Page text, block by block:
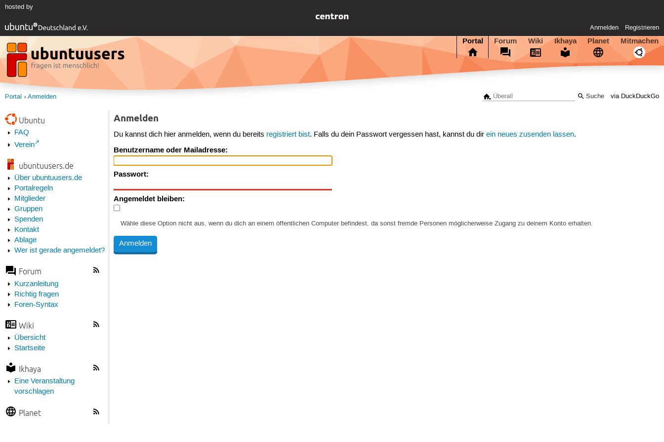
hosted by
Anmelden Registrieren
Portal Forum Wiki Ikhaya Planet Mitmachen
via DuckDuckGo
Portal Anmelden
Ubuntu
FAQ
Verein
ubuntuusers.de
Über ubuntuusers.de
Portalregeln
Mitglieder
Gruppen
Spenden
Kontakt
Ablage
Wer ist gerade angemeldet?
Forum
Kurzanleitung
Richtig fragen
Foren-Syntax
Wiki
Übersicht
Startseite
Ikhaya
Eine Veranstaltung
vorschlagen
Planet
Anmelden
Du kannst dich hier anmelden, wenn du bereits registriert bist. Falls du dein Passwort vergessen hast, kannst du direin neues zusenden lassen.
Benutzername oder Mailadresse:
Passwort:
Angemeldet bleiben:
Wähle diese Option nicht aus, wenn du dich an einem öffentlichen Computer befindest, da sonst fremde Personen möglicherweise Zugang zu deinem Konto erhalten.